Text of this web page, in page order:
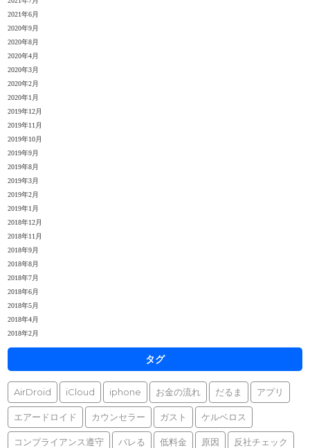
2021年6月
2020年9月
2020年8月
2020年4月
2020年3月
2020年2月
2020年1月
2019年12月
2019年11月
2019年10月
2019年9月
2019年8月
2019年3月
2019年2月
2019年1月
2018年12月
2018年11月
2018年9月
2018年8月
2018年7月
2018年6月
2018年5月
2018年4月
2018年2月
タグ
AirDroid iCloud iphone お金の流れ だるま アプリ
エアードロイド カウンセラー ガスト ケルベロス
コンプライアンス遵守 バレる 低料金 原因 反社チェック